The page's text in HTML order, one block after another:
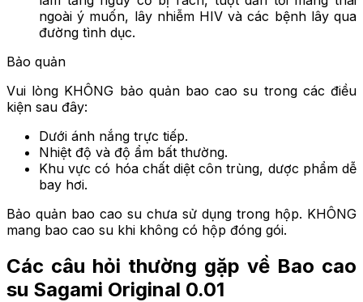
ngoài ý muốn, lây nhiễm HIV và các bệnh lây qua
đường tình dục.
Bảo quản
Vui lòng KHÔNG bảo quản bao cao su trong các điều
kiện sau đây:
Dưới ánh nắng trực tiếp.
Nhiệt độ và độ ẩm bất thường.
Khu vực có hóa chất diệt côn trùng, dược phẩm dễ
bay hơi.
Bảo quản bao cao su chưa sử dụng trong hộp. KHÔNG
mang bao cao su khi không có hộp đóng gói.
Các câu hỏi thường gặp về Bao cao
su Sagami Original 0.01